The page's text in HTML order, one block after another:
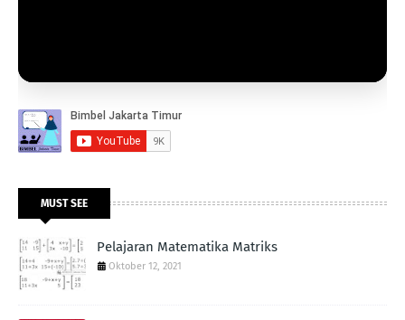
MUST SEE
Pelajaran Matematika Matriks
Oktober 12, 2021